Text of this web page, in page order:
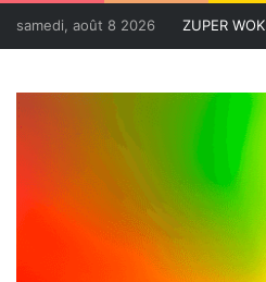
samedi, août 8 2026 ZUPER WOK